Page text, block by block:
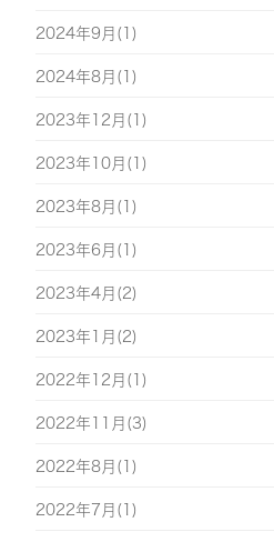
2024年9月(1)
2024年8月(1)
2023年12月(1)
2023年10月(1)
2023年8月(1)
2023年6月(1)
2023年4月(2)
2023年1月(2)
2022年12月(1)
2022年11月(3)
2022年8月(1)
2022年7月(1)